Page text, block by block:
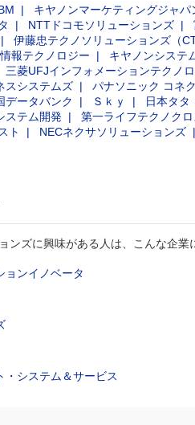
キヤノンマーケティングジャパ
NTTドコモソリューションズ
伊藤忠テクノソリューションズ（
報テクノロジー キヤノンシステ
三菱UFJインフォメーションテクノ
スシステムズ パナソニック コネ
データバンク Ｓｋｙ 日本タタ
ステム開発 第一ライフテクノクロ
ト
NECネクサソリューションズ
ンズに興味がある人は、こんな企業
ョンイノベータ
・システム＆サービス